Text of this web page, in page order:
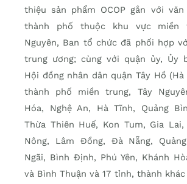
thiệu sản phẩm OCOP gắn với
thành phố thuộc khu vực miền
Nguyên, Ban tổ chức đã phối hợp
trung ương; cùng với quận ủy, Ủy
Hội đồng nhân dân quận Tây Hồ
thành phố miền trung, Tây
Hóa, Nghệ An, Hà Tĩnh, Quảng
Thừa Thiên Huế, Kon Tum, Gia
Nông, Lâm Đồng, Đà Nẵng,
Ngãi, Bình Định, Phú Yên, Khánh
và Bình Thuận và 17 tỉnh, thành